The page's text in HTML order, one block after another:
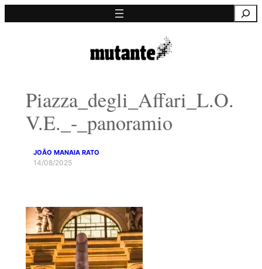
para
Piazza_degli_Affari_L.O.
V.E._-_panoramio
JOÃO MANAIA RATO
14/08/2025